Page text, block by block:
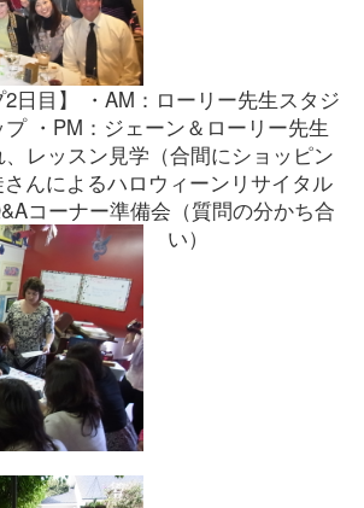
2日目】 ・AM：ローリー先生スタジ
・PM：ジェーン＆ローリー先生
レッスン見学（合間にショッピン
んによるハロウィーンリサイタル
コーナー準備会（質問の分かち合
い）